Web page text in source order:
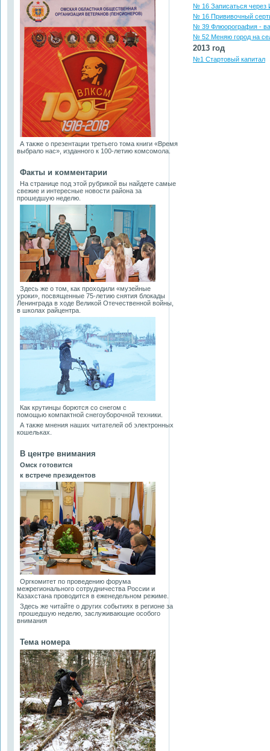
А также о презентации третьего тома книги «Время
выбрало нас», изданного к 100-летию комсомола.
Факты и комментарии
На странице под этой рубрикой вы найдете самые
свежие и интересные новости района за
прошедшую неделю.
Здесь же о том, как проходили «музейные
уроки», посвященные 75-летию снятия блокады
Ленинграда в ходе Великой Отечественной войны,
в школах райцентра.
Как крутинцы борются со снегом с
помощью компактной снегоуборочной техники.
А также мнения наших читателей об электронных
кошельках.
В центре внимания
Омск готовится
к встрече президентов
Оргкомитет по проведению форума
межрегионального сотрудничества России и
Казахстана проводится в еженедельном режиме.
Здесь же читайте о других событиях в регионе за
прошедшую неделю, заслуживающие особого
внимания
Тема номера
№ 16 Записаться через
№ 16 Прививочный
№ 39 Флюорография -
№ 52 Меняю город на
2013 год
№1 Стартовый капитал